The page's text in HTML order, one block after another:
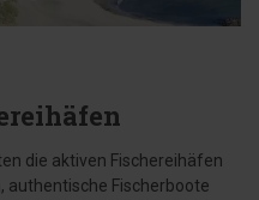
die aktiven Fischereihäfen
authentische Fischerboote